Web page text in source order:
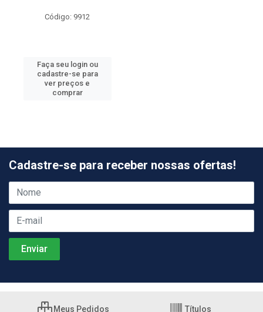
Código: 9912
Faça seu login ou
cadastre-se para
ver preços e
comprar
Cadastre-se para receber nossas ofertas!
Meus Pedidos Títulos